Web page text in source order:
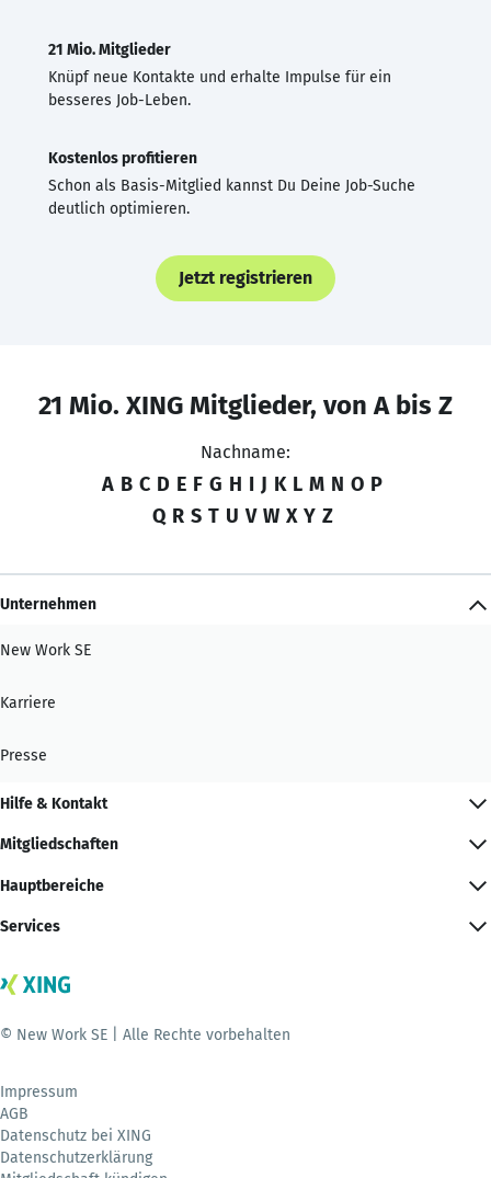
21 Mio. Mitglieder
Knüpf neue Kontakte und erhalte Impulse für ein
besseres Job-Leben.
Kostenlos profitieren
Schon als Basis-Mitglied kannst Du Deine Job-Suche
deutlich optimieren.
Jetzt registrieren
21 Mio. XING Mitglieder, von A bis Z
Nachname:
A B C D E F G H I J K L M N O P
Q R S T U V W X Y Z
Unternehmen
New Work SE
Karriere
Presse
Hilfe & Kontakt
Mitgliedschaften
Hauptbereiche
Services
© New Work SE | Alle Rechte vorbehalten
Impressum
AGB
Datenschutz bei XING
Datenschutzerklärung